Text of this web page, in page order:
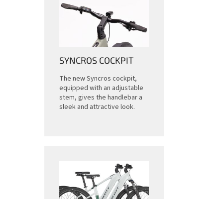
SYNCROS COCKPIT
The new Syncros cockpit,
equipped with an adjustable
stem, gives the handlebar a
sleek and attractive look.